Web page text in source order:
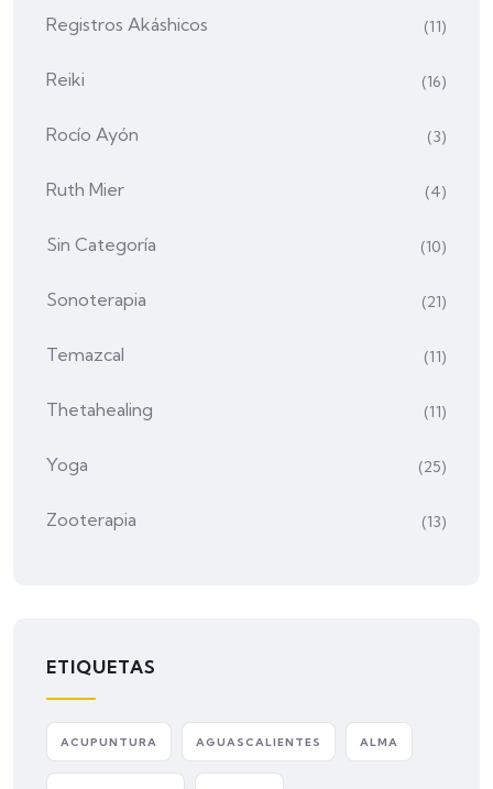
Registros Akáshicos (11)
Reiki (16)
Rocío Ayón (3)
Ruth Mier (4)
Sin Categoría (10)
Sonoterapia (21)
Temazcal (11)
Thetahealing (11)
Yoga (25)
Zooterapia (13)
ETIQUETAS
ACUPUNTURA AGUASCALIENTES ALMA